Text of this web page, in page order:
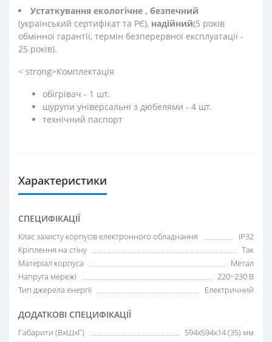
Устаткування екологічне , безпечний
(український сертифікат та РЄ), надійний(5 років
обмінної гарантії, термін безперервної експлуатації -
25 років).
< strong>Комплектація
обігрівач - 1 шт.
шурупи універсальні з дюбелями - 4 шт.
технічний паспорт
Характеристики
СПЕЦИФІКАЦІЇ
Клас захисту корпусів електронного обладнання
IP32
Кріплення на стіну
Так
Матеріал корпуса
Метал
Напруга мережі
220~230 В
Тип джерела енергії
Електричний
ДОДАТКОВІ СПЕЦИФІКАЦІЇ
Габарити (ВхШхГ)
594х594х14 (35) мм